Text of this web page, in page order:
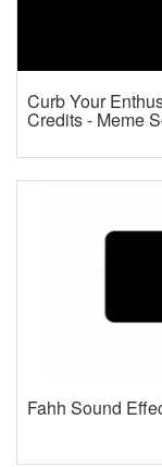
Curb Your
Credits - Meme
Fahh Sound